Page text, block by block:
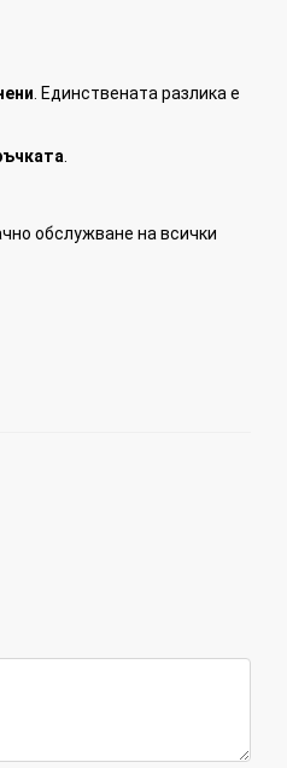
. Единствената разлика е
.
обслужване на всички